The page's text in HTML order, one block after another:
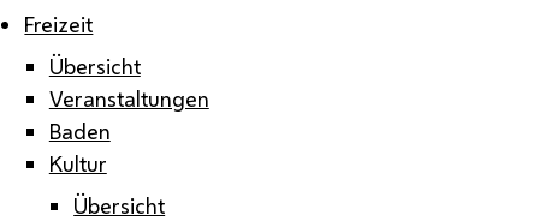
Freizeit
Übersicht
Veranstaltungen
Baden
Kultur
Übersicht